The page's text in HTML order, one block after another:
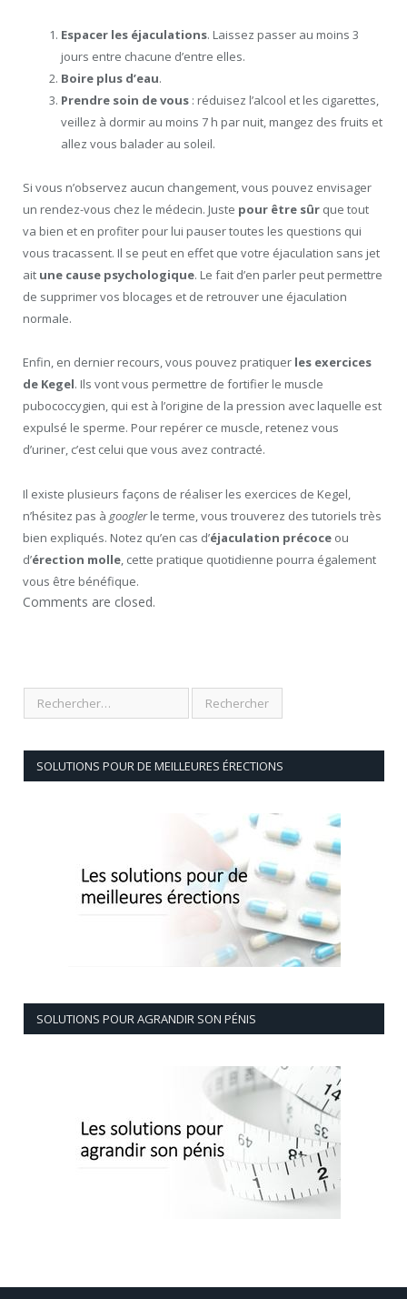
Espacer les éjaculations. Laissez passer au moins 3
jours entre chacune d’entre elles.
Boire plus d’eau.
Prendre soin de vous : réduisez l’alcool et les cigarettes,
veillez à dormir au moins 7 h par nuit, mangez des fruits et
allez vous balader au soleil.
Si vous n’observez aucun changement, vous pouvez envisager
un rendez-vous chez le médecin. Juste pour être sûr que tout
va bien et en profiter pour lui pauser toutes les questions qui
vous tracassent. Il se peut en effet que votre éjaculation sans jet
ait une cause psychologique. Le fait d’en parler peut permettre
de supprimer vos blocages et de retrouver une éjaculation
normale.
Enfin, en dernier recours, vous pouvez pratiquer les exercices
de Kegel. Ils vont vous permettre de fortifier le muscle
pubococcygien, qui est à l’origine de la pression avec laquelle est
expulsé le sperme. Pour repérer ce muscle, retenez vous
d’uriner, c’est celui que vous avez contracté.
Il existe plusieurs façons de réaliser les exercices de Kegel,
n’hésitez pas à googlerle terme, vous trouverez des tutoriels très
bien expliqués. Notez qu’en cas d’éjaculation précoce ou
d’érection molle , cette pratique quotidienne pourra également
vous être bénéfique.
Comments are closed.
SOLUTIONS POUR DE MEILLEURES ÉRECTIONS
SOLUTIONS POUR AGRANDIR SON PÉNIS